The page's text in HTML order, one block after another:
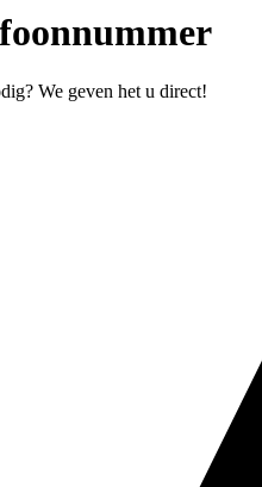
We geven het u direct!